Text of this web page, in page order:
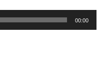
00:00